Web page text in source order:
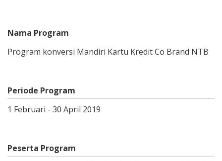
Nama Program
Program konversi Mandiri Kartu Kredit Co Brand NTB
Periode Program
1 Februari - 30 April 2019
Peserta Program